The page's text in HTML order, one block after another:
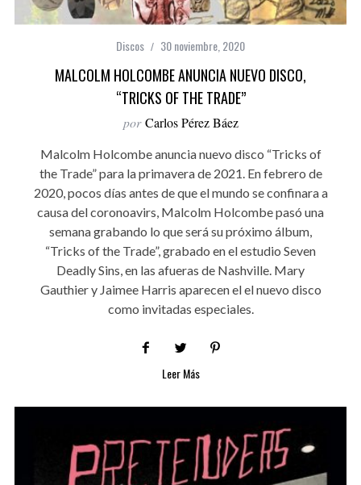
Discos 30 noviembre, 2020
MALCOLM HOLCOMBE ANUNCIA NUEVO DISCO,
“TRICKS OF THE TRADE”
por Carlos Pérez Báez
Malcolm Holcombe anuncia nuevo disco “Tricks of
the Trade” para la primavera de 2021. En febrero de
2020, pocos días antes de que el mundo se confinara a
causa del coronoavirs, Malcolm Holcombe pasó una
semana grabando lo que será su próximo álbum,
“Tricks of the Trade”, grabado en el estudio Seven
Deadly Sins, en las afueras de Nashville. Mary
Gauthier y Jaimee Harris aparecen el el nuevo disco
como invitadas especiales.
Leer Más